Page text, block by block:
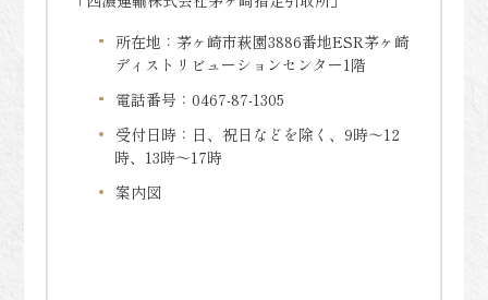
所在地：茅ヶ崎市萩園3886番地ESR茅ヶ崎
ディストリビューションセンター1階
電話番号：0467-87-1305
受付日時：日、祝日などを除く、9時～12
時、13時～17時
案内図